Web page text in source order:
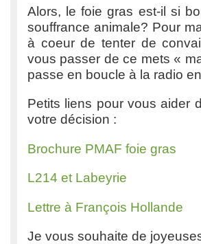
Alors, le foie gras est-il si
souffrance animale? Pour
à coeur de tenter de
vous passer de ce mets «
passe en boucle à la radio
Petits liens pour vous aider
votre décision :
Brochure PMAF foie gras
L214 et Labeyrie
Lettre à François Hollande
Je vous souhaite de